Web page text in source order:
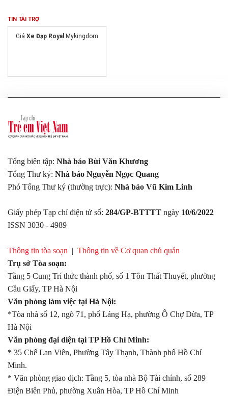
TIN TÀI TRỢ
Giá Xe Đạp Royal Mykingdom
Tổng biên tập: Nhà báo Bùi Văn Khương
Tổng Thư ký: Nhà báo Nguyễn Ngọc Quang
Phó Tổng Thư ký (thường trực): Nhà báo Vũ Kim Linh
Giấy phép Tạp chí điện tử số: 284/GP-BTTTT ngày 10/6/2022
ISSN 3030 - 4989
Thông tin tòa soạn | Thông tin về Cơ quan chủ quản
Trụ sở Tòa soạn:
Tầng 5 Cung Trí thức thành phố, số 1 Tôn Thất Thuyết, phường
Cầu Giấy, TP Hà Nội
Văn phòng làm việc tại Hà Nội:
*Tòa nhà số 12, ngõ 71, phố Láng Hạ, phường Ô Chợ Dừa, TP
Hà Nội
Văn phòng đại diện tại TP Hồ Chí Minh:
* 35 Chế Lan Viên, Phường Tây Thạnh, Thành phố Hồ Chí
Minh.
* Văn phòng giao dịch: Tầng 5, tòa nhà Bộ Tài chính, số 289
Điện Biên Phủ, phường Xuân Hòa, TP Hồ Chí Minh